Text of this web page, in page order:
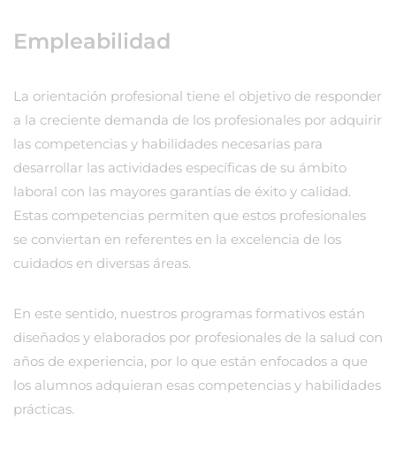
Empleabilidad
La orientación profesional tiene el objetivo de responder
a la creciente demanda de los profesionales por adquirir
las competencias y habilidades necesarias para
desarrollar las actividades específicas de su ámbito
laboral con las mayores garantías de éxito y calidad.
Estas competencias permiten que estos profesionales
se conviertan en referentes en la excelencia de los
cuidados en diversas áreas.
En este sentido, nuestros programas formativos están
diseñados y elaborados por profesionales de la salud con
años de experiencia, por lo que están enfocados a que
los alumnos adquieran esas competencias y habilidades
prácticas.